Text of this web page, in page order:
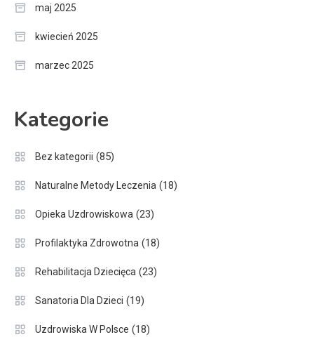
maj 2025
kwiecień 2025
marzec 2025
Kategorie
Bez kategorii (85)
Naturalne Metody Leczenia (18)
Opieka Uzdrowiskowa (23)
Profilaktyka Zdrowotna (18)
Rehabilitacja Dziecięca (23)
Sanatoria Dla Dzieci (19)
Uzdrowiska W Polsce (18)